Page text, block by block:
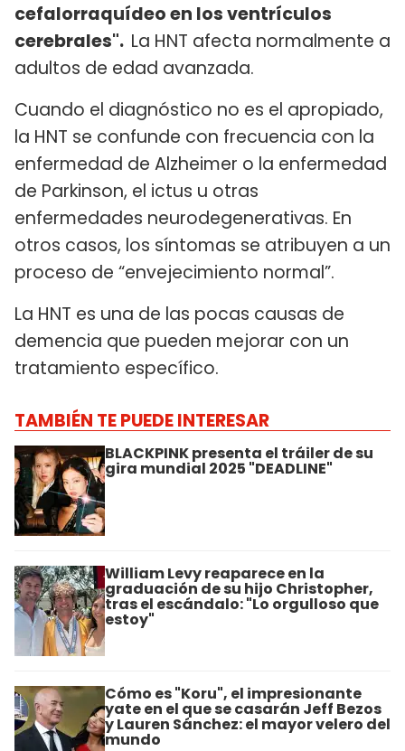
cefalorraquídeo en los ventrículos
cerebrales". La HNT afecta normalmente a
adultos de edad avanzada.
Cuando el diagnóstico no es el apropiado,
la HNT se confunde con frecuencia con la
enfermedad de Alzheimer o la enfermedad
de Parkinson, el ictus u otras
enfermedades neurodegenerativas. En
otros casos, los síntomas se atribuyen a un
proceso de “envejecimiento normal”.
La HNT es una de las pocas causas de
demencia que pueden mejorar con un
tratamiento específico.
TAMBIÉN TE PUEDE INTERESAR
BLACKPINK presenta el tráiler de su
gira mundial 2025 "DEADLINE"
William Levy reaparece en la
graduación de su hijo Christopher,
tras el escándalo: "Lo orgulloso que
estoy"
Cómo es "Koru", el impresionante
yate en el que se casarán Jeff Bezos
y Lauren Sánchez: el mayor velero del
mundo